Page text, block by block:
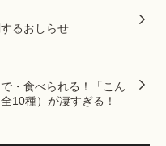
るおしらせ
・食べられる！「こん
10種）が凄すぎる！